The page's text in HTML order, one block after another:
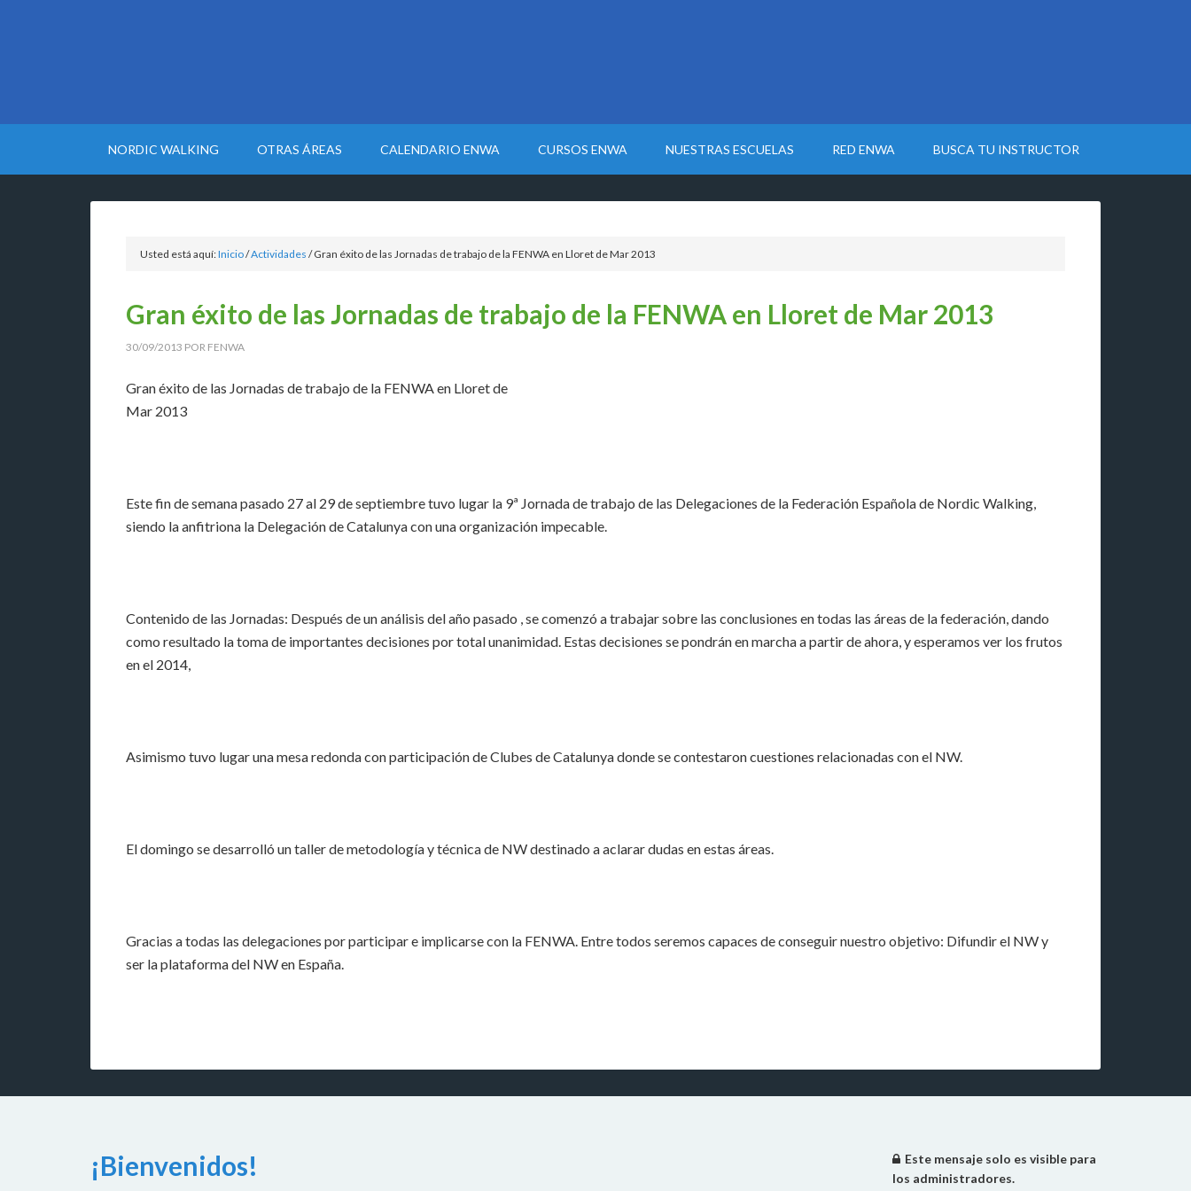
NORDIC WALKING OTRAS ÁREAS CALENDARIO ENWA CURSOS ENWA NUESTRAS ESCUELAS RED ENWA BUSCA TU INSTRUCTOR
Usted está aquí:Inicio/Actividades /Gran éxito de las Jornadas de trabajo de la FENWA en Lloret de Mar 2013
Gran éxito de las Jornadas de trabajo de la FENWA en Lloret de Mar 2013
30/09/2013 POR FENWA
Gran éxito de las Jornadas de trabajo de la FENWA en Lloret de
Mar 2013
Este fin de semana pasado 27 al 29 de septiembre tuvo lugar la 9ª Jornada de trabajo de las Delegaciones de la Federación Española de Nordic Walking,
siendo la anfitriona la Delegación de Catalunya con una organización impecable.
Contenido de las Jornadas: Después de un análisis del año pasado , se comenzó a trabajar sobre las conclusiones en todas las áreas de la federación, dando
como resultado la toma de importantes decisiones por total unanimidad. Estas decisiones se pondrán en marcha a partir de ahora, y esperamos ver los frutos
en el 2014,
Asimismo tuvo lugar una mesa redonda con participación de Clubes de Catalunya donde se contestaron cuestiones relacionadas con el NW.
El domingo se desarrolló un taller de metodología y técnica de NW destinado a aclarar dudas en estas áreas.
Gracias a todas las delegaciones por participar e implicarse con la FENWA. Entre todos seremos capaces de conseguir nuestro objetivo: Difundir el NW y
ser la plataforma del NW en España.
¡Bienvenidos!
Este mensaje solo es visible para
los administradores.